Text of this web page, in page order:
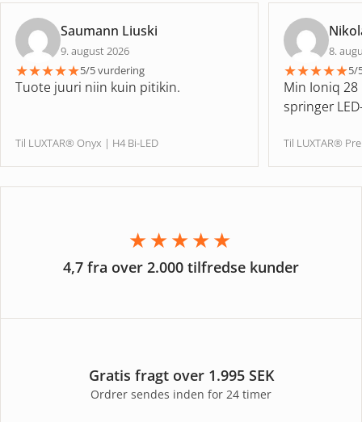
Saumann Liuski
9. august 2026
★★★★★5/5 vurdering
Tuote juuri niin kuin pitikin.
Til LUXTAR® Onyx | H4 Bi-LED
8.
★★★★★5/
Min Ioniq
springer
Til LUXTAR®
★★★★★
4,7 fra over 2.000 tilfredse kunder
Gratis fragt over 1.995 SEK
Ordrer sendes inden for 24 timer